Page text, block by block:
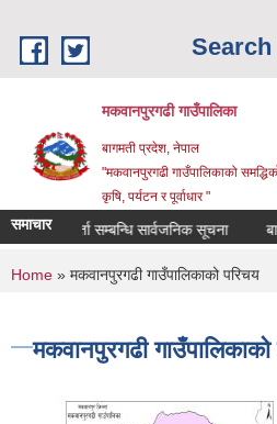
Search
मकवानपुरगढी गाउँपालिका
बागमती प्रदेश, नेपाल
"मकवानपुरगढी गाउँपालिकाको
कृषि, पर्यटन र पूर्वाधार "
समाचार
सूची दर्ता सम्बन्धि सार्वजनिक सूचना
You are here
Home » मकवानपुरगढी गाउँपालिकाको परिचय
मकवानपुरगढी